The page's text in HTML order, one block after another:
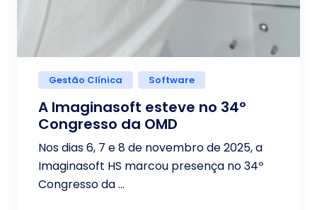
Gestão Clínica Software
A Imaginasoft esteve no 34º
Congresso da OMD
Nos dias 6, 7 e 8 de novembro de 2025, a
Imaginasoft HS marcou presença no 34º
Congresso da ...